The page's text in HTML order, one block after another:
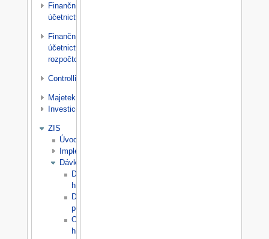
Finanční
účetnictví
Finanční
účetnictví
rozpočtové
Controlling
Majetek
Investice
ZIS
Úvod
Implementace
Dávky/Odečty
Dávky
hlavičky
Dávky
položky
Odečty
hlavičky